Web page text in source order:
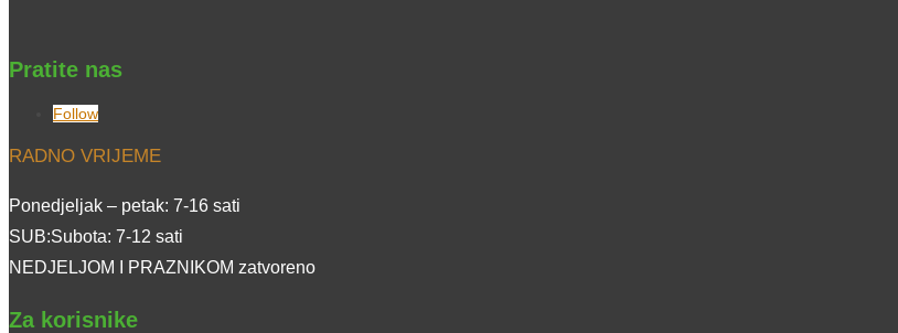
Pratite nas
Follow
RADNO VRIJEME
Ponedjeljak – petak: 7-16 sati
SUB:Subota: 7-12 sati
NEDJELJOM I PRAZNIKOM zatvoreno
Za korisnike